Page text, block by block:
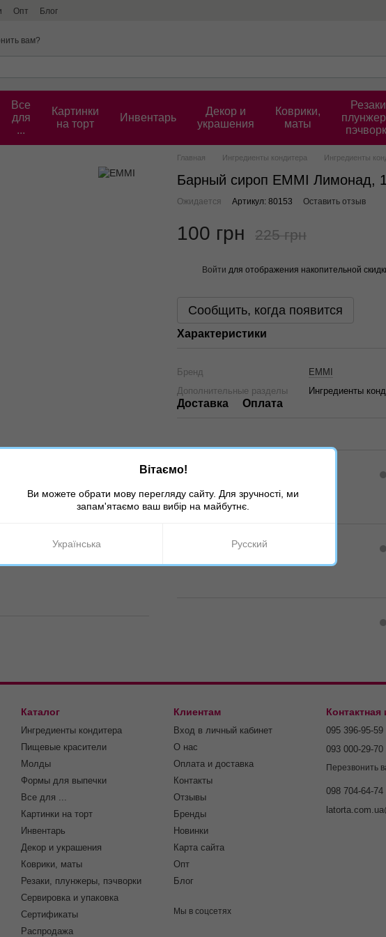
Опт Блог
вам?
Все
для
...
Картинки
на торт
Инвентарь
Декор и
украшения
Коврики,
маты
Главная Ингредиенты кондитера Ингредиенты
Барный сироп EMMI Лимонад,
Ожидается Артикул: 80153 Оставить отзыв
100 грн 225 грн
Войти для отображения накопительной
Сообщить, когда появится
Характеристики
Бренд
EMMI
Дополнительные разделы
Ингредиенты
Доставка Оплата
Каталог
Ингредиенты кондитера
Пищевые красители
Молды
Формы для выпечки
Все для ...
Картинки на торт
Инвентарь
Декор и украшения
Коврики, маты
Резаки, плунжеры, пэчворки
Сервировка и упаковка
Cертификаты
Распродажа
Клиентам
Вход в личный кабинет
О нас
Оплата и доставка
Контакты
Отзывы
Бренды
Новинки
Карта сайта
Опт
Блог
Мы в соцсетях
095 396-95-59
093 000-29-70
Перезвонить
098 704-64-74
Вітаємо!
Ви можете обрати мову перегляду сайту. Для зручності, ми
запам'ятаємо ваш вибір на майбутнє.
Українська Русский